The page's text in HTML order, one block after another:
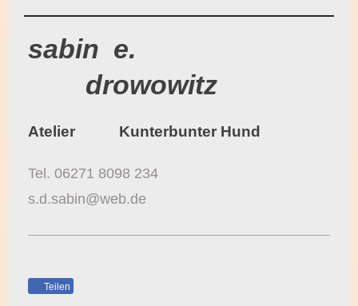
sabin e.
drowowitz
Atelier Kunterbunter Hund
Tel. 06271 8098 234
s.d.sabin@web.de
Teilen